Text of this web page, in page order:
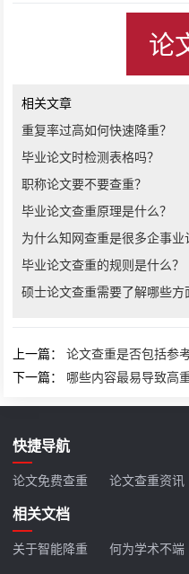
论
相关文章
重复率过高如何快速降重？
毕业论文时检测表格吗？
职称论文要不要查重？
毕业论文查重原理是什么？
为什么知网查重是很多企事业
毕业论文查重的规则是什么？
硕士论文查重需要了解哪些方
上一篇：论文查重是否包括参
下一篇： 哪些内容最易导致高
快捷导航
论文免费查重 论文查重资讯
相关文档
关于智能降重 何为学术不端